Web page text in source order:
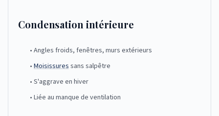
Condensation intérieure
• Angles froids, fenêtres, murs extérieurs
• Moisissuressans salpêtre
• S'aggrave en hiver
• Liée au manque de ventilation